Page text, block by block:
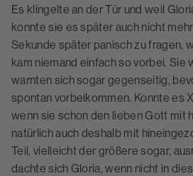
Es klingelte an der Tür und weil
konnte sie es später auch nicht
Sekunde später panisch zu fragen,
kam niemand einfach so vorbei. Sie
warnten sich sogar gegenseitig,
spontan vorbeikommen. Konnte es
wenn sie schon den lieben Gott mit
natürlich auch deshalb mit
Teil, vielleicht der größere sogar,
dachte sich Gloria, wenn nicht in